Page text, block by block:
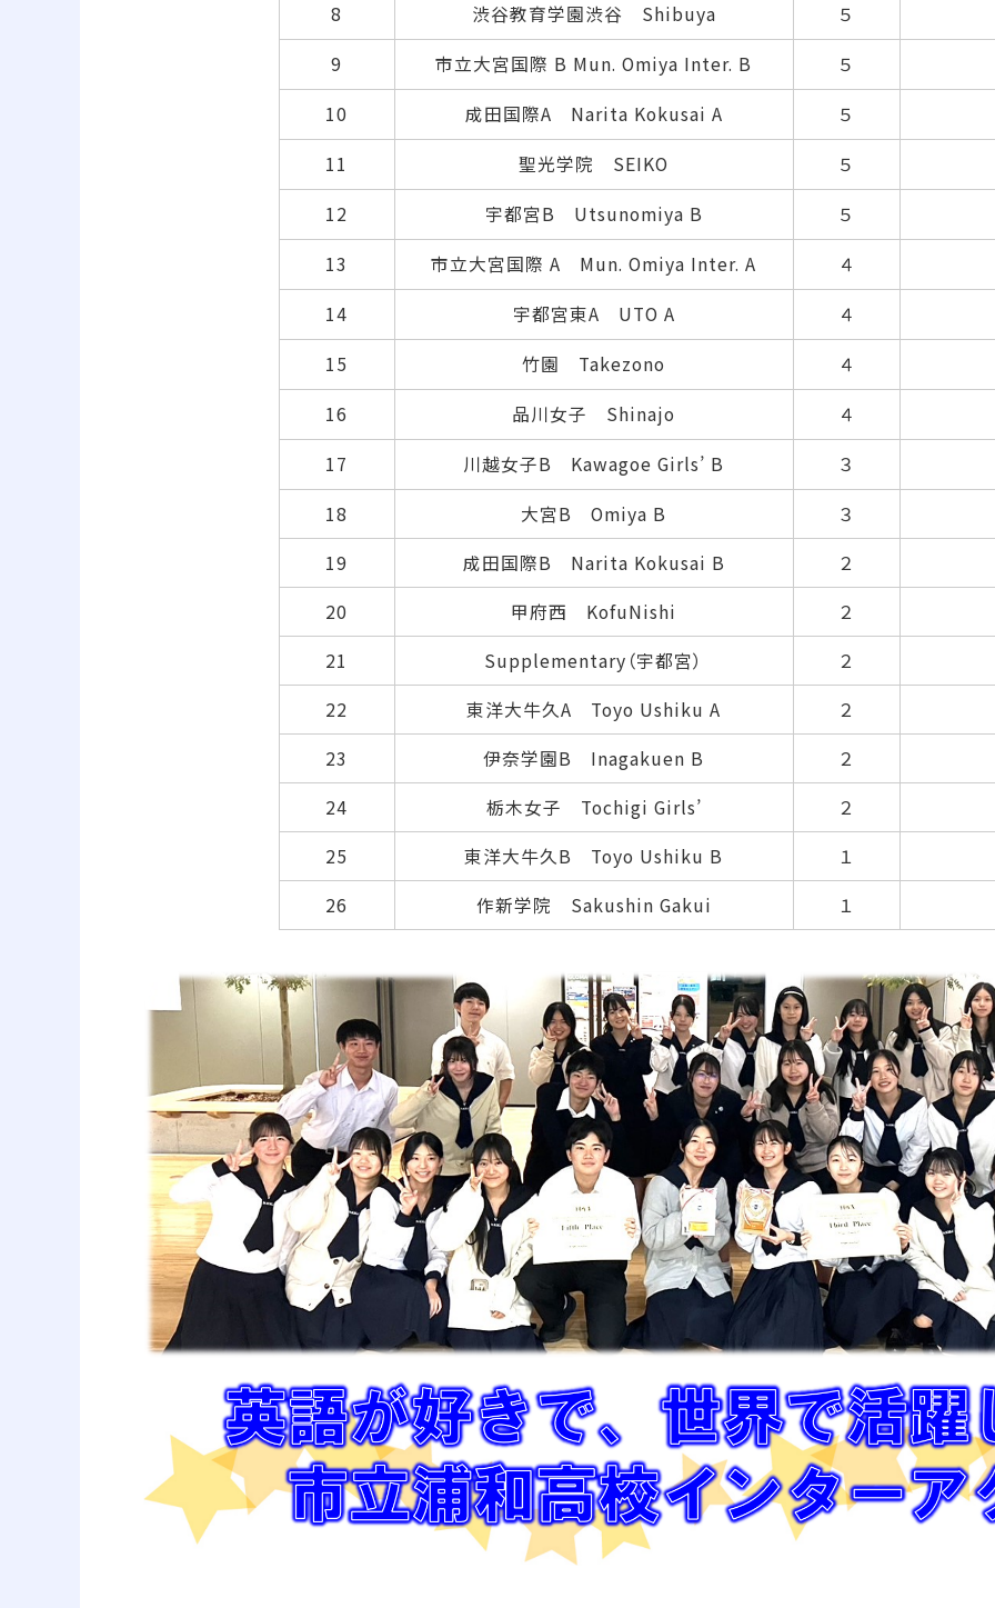
8
渋谷教育学園渋谷 Shibuya
５
9
市立大宮国際 B Mun. Omiya Inter. B
５
10
成田国際A Narita Kokusai A
５
11
聖光学院 SEIKO
５
12
宇都宮B Utsunomiya B
５
13
市立大宮国際 A Mun. Omiya Inter. A
４
14
宇都宮東A UTO A
４
15
竹園 Takezono
４
16
品川女子 Shinajo
４
17
川越女子B Kawagoe Girls’ B
３
18
大宮B Omiya B
３
19
成田国際B Narita Kokusai B
２
20
甲府西 KofuNishi
２
21
Supplementary（宇都宮）
２
22
東洋大牛久A Toyo Ushiku A
２
23
伊奈学園B Inagakuen B
２
24
栃木女子 Tochigi Girls’
２
25
東洋大牛久B Toyo Ushiku B
１
26
作新学院 Sakushin Gakui １